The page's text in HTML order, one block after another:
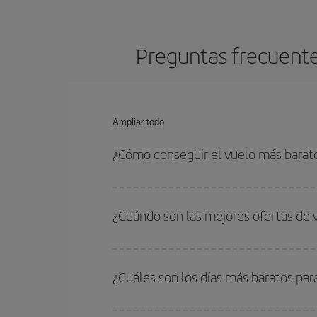
Preguntas
Ampliar todo
¿Cómo conseguir el vuelo más
las fechas y horarios de ida y vuelta.
¿Cuándo son las mejores ofertas
periodos de vacaciones escolares son
precios encontrarás.
¿Cuáles son los días más baratos